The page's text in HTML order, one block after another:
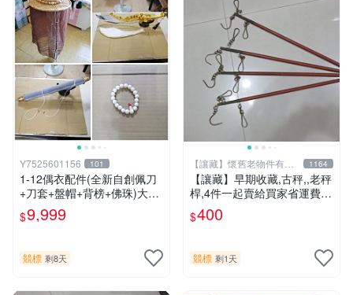
Y7525601156 101
1-12偶衣配件(全新自創佩刀
+刀套+盤帽+背榜+佛珠)大型
偶用)需自取
$9,999
競標 剩8天
【讓藏】懷舊老物件有感
情有故事
1164
【讓藏】早期收藏,古秤,,老秤
桿,4件一起賣給買家省運費B
$400
競標 剩1天